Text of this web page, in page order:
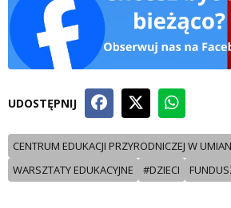
UDOSTĘPNIJ
CENTRUM EDUKACJI PRZYRODNICZEJ W
WARSZTATY EDUKACYJNE
#DZIECI